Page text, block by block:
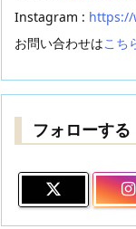
Instagram : https://
お問い合わせはこち
フォローする